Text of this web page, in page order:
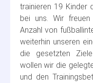
trainieren 19 Kinder
bei uns. Wir
Anzahl von
weiterhin unseren
die gesetzten
wollen wir die
und den